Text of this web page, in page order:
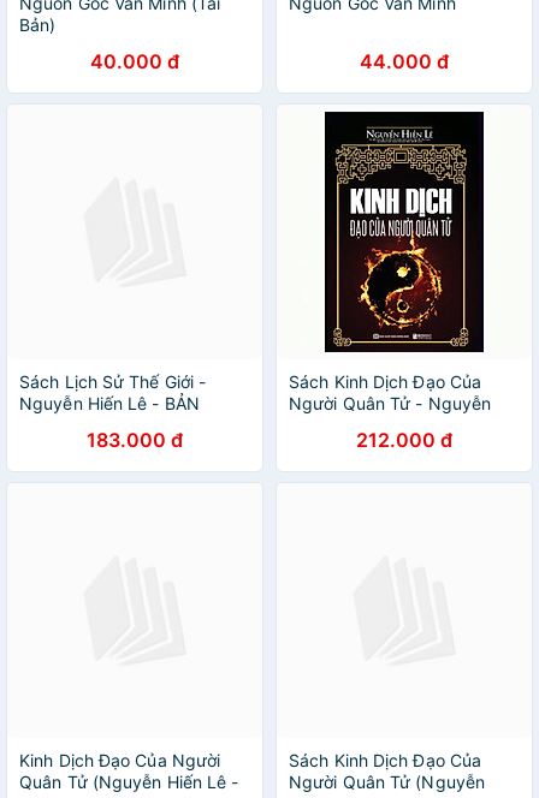
Bản)
40.000 đ 44.000 đ
Sách Lịch Sử Thế Giới -
Nguyễn Hiến Lê - BẢN
183.000 đ
Sách Kinh Dịch Đạo Của
Người Quân Tử - Nguyễn
212.000 đ
Kinh Dịch Đạo Của Người
Quân Tử (Nguyễn Hiến Lê -
Sách Kinh Dịch Đạo Của
Người Quân Tử (Nguyễn